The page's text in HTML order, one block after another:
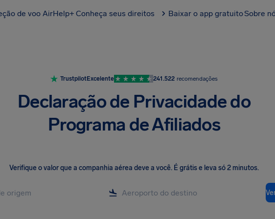
de voo AirHelp+ Conheça seus direitos Baixar o app gratuitoSobre
TrustpilotExcelente 241.522 recomendações
Declaração de Privacidade do
Programa de Afiliados
Verifique o valor que a companhia aérea deve a você. É grátis e leva só 2 minutos.